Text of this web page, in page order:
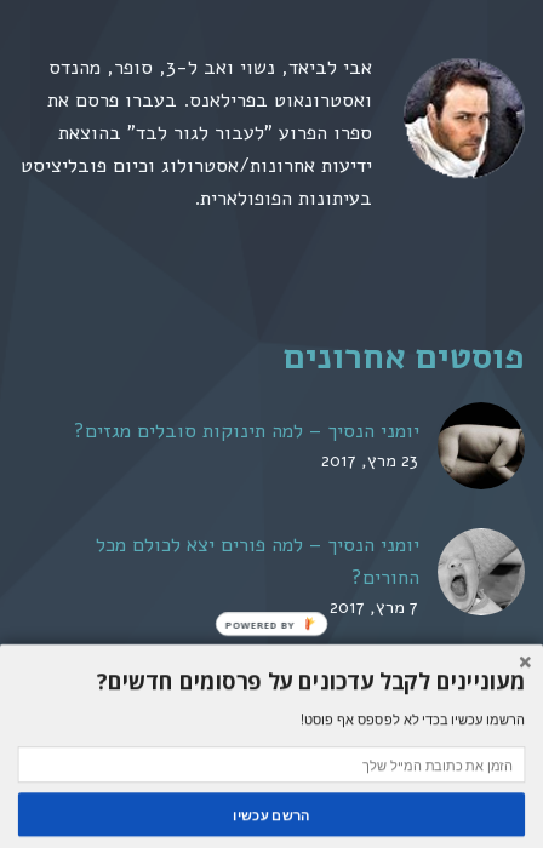
אבי לביאד, נשוי ואב ל-3, סופר, מהנדס
ואסטרונאוט בפרילאנס. בעברו פרסם את
ספרו הפרוע "לעבור לגור לבד" בהוצאת
ידיעות אחרונות/אסטרולוג וכיום פובליציסט
בעיתונות הפופולארית.
פוסטים אחרונים
יומני הנסיך – למה תינוקות סובלים מגזים?
23 מרץ, 2017
יומני הנסיך – למה פורים יצא לכולם מכל
החורים?
7 מרץ, 2017
אבא הורמונלי © 2016. כל הזכויות שמורות. אין להעתיק,
לתרגם או לפרסם מחדש ללא אישור.
מעוניינים לקבל עדכונים על פרסומים חדשים?
הרשמו עכשיו בכדי לא לפספס אף פוסט!
הרשם עכשיו
POWERED BY